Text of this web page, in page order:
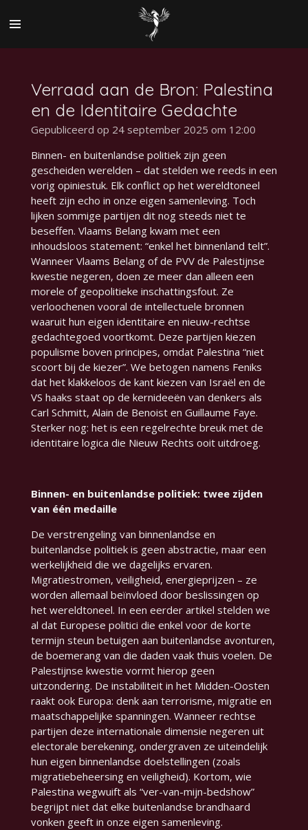
direct
Verraad aan de Bron: Palestina
en de Identitaire Gedachte
Gepubliceerd op 24 september 2025 om 12:00
Binnen- en buitenlandse politiek zijn geen
gescheiden werelden – dat stelden we reeds in een
vorig opiniestuk. Elk conflict op het wereldtoneel
heeft zijn echo in onze eigen samenleving. Toch
lijken sommige partijen dit nog steeds niet te
beseffen. Vlaams Belang kwam met een
inhoudsloos statement: “enkel het binnenland telt”.
Wanneer Vlaams Belang of de PVV de Palestijnse
kwestie negeren, doen ze meer dan alleen een
morele of geopolitieke inschattingsfout. Ze
verloochenen vooral de intellectuele bronnen
waaruit hun eigen identitaire en nieuw-rechtse
gedachtegoed voortkomt. Deze partijen kiezen
populisme boven principes, omdat Palestina “niet
scoort bij de kiezer”. We betogen namens Feniks
dat het klakkeloos de kant kiezen van Israël en de
VS haaks staat op de kernideeën van denkers als
Carl Schmitt, Alain de Benoist en Guillaume Faye.
Sterker nog: het is een regelrechte breuk met de
identitaire logica die Nieuw Rechts ooit uitdroeg.
Binnen- en buitenlandse politiek: twee zijden
van één medaille
De verstrengeling van binnenlandse en
buitenlandse politiek is geen abstractie, maar een
werkelijkheid die we dagelijks ervaren.
Migratiestromen, veiligheid, energieprijzen – ze
worden allemaal beïnvloed door beslissingen op
het wereldtoneel. In een eerder artikel stelden we
al dat Europese politici die enkel voor de korte
termijn steun betuigen aan buitenlandse avonturen,
de boemerang van die daden vaak thuis voelen. De
Palestijnse kwestie vormt hierop geen
uitzondering. De instabiliteit in het Midden-Oosten
raakt ook Europa: denk aan terrorisme, migratie en
maatschappelijke spanningen. Wanneer rechtse
partijen deze internationale dimensie negeren uit
electorale berekening, ondergraven ze uiteindelijk
hun eigen binnenlandse doelstellingen (zoals
migratiebeheersing en veiligheid). Kortom, wie
Palestina wegwuift als “ver-van-mijn-bedshow”
begrijpt niet dat elke buitenlandse brandhaard
vonken geeft in onze eigen samenleving.